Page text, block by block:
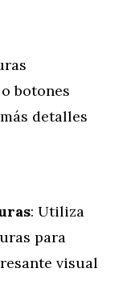
botones
detalles
: Utiliza
para
visual